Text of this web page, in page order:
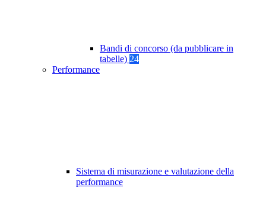
Bandi di concorso (da pubblicare in
tabelle) 24
Performance
Sistema di misurazione e valutazione della
performance